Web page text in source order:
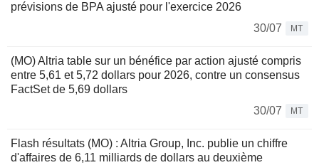
prévisions de BPA ajusté pour l'exercice 2026
30/07
MT
(MO) Altria table sur un bénéfice par action ajusté compris
entre 5,61 et 5,72 dollars pour 2026, contre un consensus
FactSet de 5,69 dollars
30/07
MT
Flash résultats (MO) : Altria Group, Inc. publie un chiffre
d'affaires de 6,11 milliards de dollars au deuxième